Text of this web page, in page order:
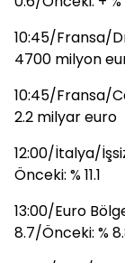
10:45/Fransa/
4700 milyon
10:45/Fransa/
2.2 milyar euro
12:00/İtalya/
Önceki: % 11.1
13:00/Euro
8.7/Önceki: %